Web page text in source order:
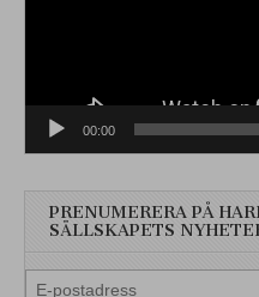
00:00
PRENUMERERA PÅ
SÄLLSKAPETS
E-